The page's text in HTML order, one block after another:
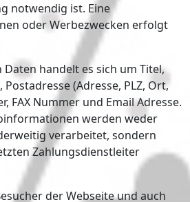
notwendig ist. Eine
oder Werbezwecken erfolgt
handelt es sich um Titel,
(Adresse, PLZ, Ort,
FAX Nummer und Email Adresse.
werden weder
verarbeitet, sondern
Zahlungsdienstleiter
der Webseite und auch